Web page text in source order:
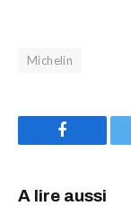
Michelin
Facebook
A lire aussi